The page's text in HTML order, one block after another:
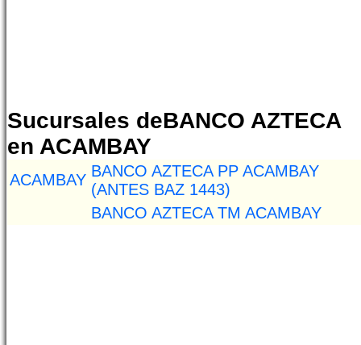
Sucursales deBANCO AZTECA
en ACAMBAY
ACAMBAY BANCO AZTECA PP ACAMBAY
(ANTES BAZ 1443)
BANCO AZTECA TM ACAMBAY